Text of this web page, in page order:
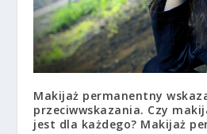
Makijaż permanentny
przeciwwskazania. Czy
jest dla każdego? Makijaż